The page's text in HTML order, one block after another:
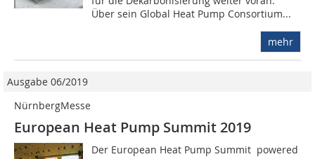
Über sein Global Heat Pump Consortium...
mehr
Ausgabe 06/2019
NürnbergMesse
European Heat Pump Summit 2019
Der European Heat Pump Summit  powered